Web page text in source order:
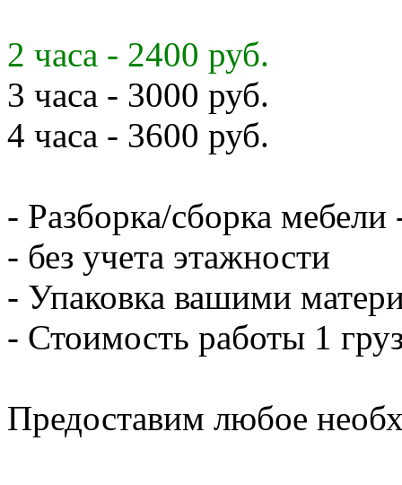
2 часа - 2400 руб.
3 часа - 3000 руб.
4 часа - 3600 руб.
- Разборка/сборка мебели
- без учета этажности
- Упаковка вашими
- Стоимость работы 1
Предоставим любое